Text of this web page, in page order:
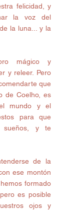
felicidad, y
la voz del
la luna... y la
mágico y
y releer. Pero
que
de Coelho, es
mundo y el
para que
sueños, y te
de la
ese montón
formado
es posible
ojos y